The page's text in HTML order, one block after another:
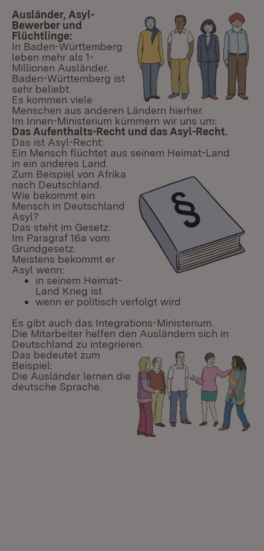
Ausländer, Asyl-
Bewerber und
Flüchtlinge:
In Baden-Württemberg
leben mehr als 1-
Millionen Ausländer.
Baden-Württemberg ist
sehr beliebt.
Es kommen viele
Menschen aus anderen Ländern hierher.
Im Innen-Ministerium kümmern wir uns um:
Das Aufenthalts-Recht und das Asyl-Recht.
Das ist Asyl-Recht:
Ein Mensch flüchtet aus seinem Heimat-Land
in ein anderes Land.
Zum Beispiel von Afrika
nach Deutschland.
Wie bekommt ein
Mensch in Deutschland
Asyl?
Das steht im Gesetz:
Im Paragraf 16a vom
Grundgesetz.
Meistens bekommt er
Asyl wenn:
in seinem Heimat-
Land Krieg ist
wenn er politisch verfolgt wird
Es gibt auch das Integrations-Ministerium.
Die Mitarbeiter helfen den Ausländern sich in
Deutschland zu integrieren.
Das bedeutet zum
Beispiel:
Die Ausländer lernen die
deutsche Sprache.